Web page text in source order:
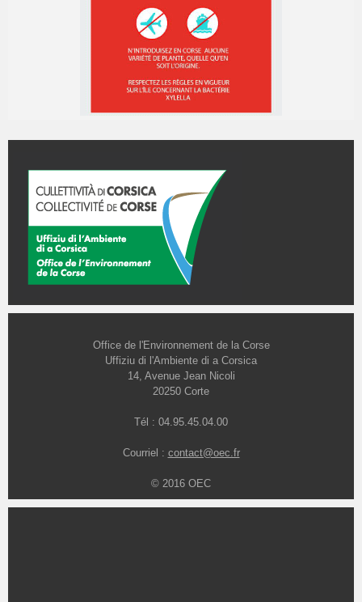
Office de l'Environnement de la Corse
Uffiziu di l'Ambiente di a Corsica
14, Avenue Jean Nicoli
20250 Corte
Tél : 04.95.45.04.00
Courriel : contact@oec.fr
© 2016 OEC